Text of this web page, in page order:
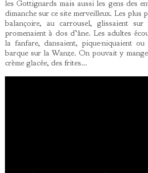
les Gottignards mais aussi les gens des
dimanche sur ce site merveilleux. Les plus
balançoire, au carrousel, glissaient
promenaient à dos d’âne. Les adultes
la fanfare, dansaient, pique-niquaient
barque sur la Wanze. On pouvait y
crème glacée, des frites…